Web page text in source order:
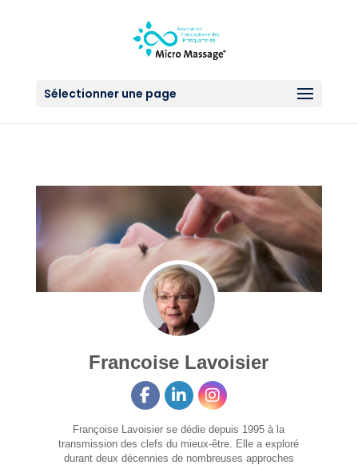
Sélectionner une page
Francoise Lavoisier
Françoise Lavoisier se dédie depuis 1995 à la
transmission des clefs du mieux-être. Elle a exploré
durant deux décennies de nombreuses approches